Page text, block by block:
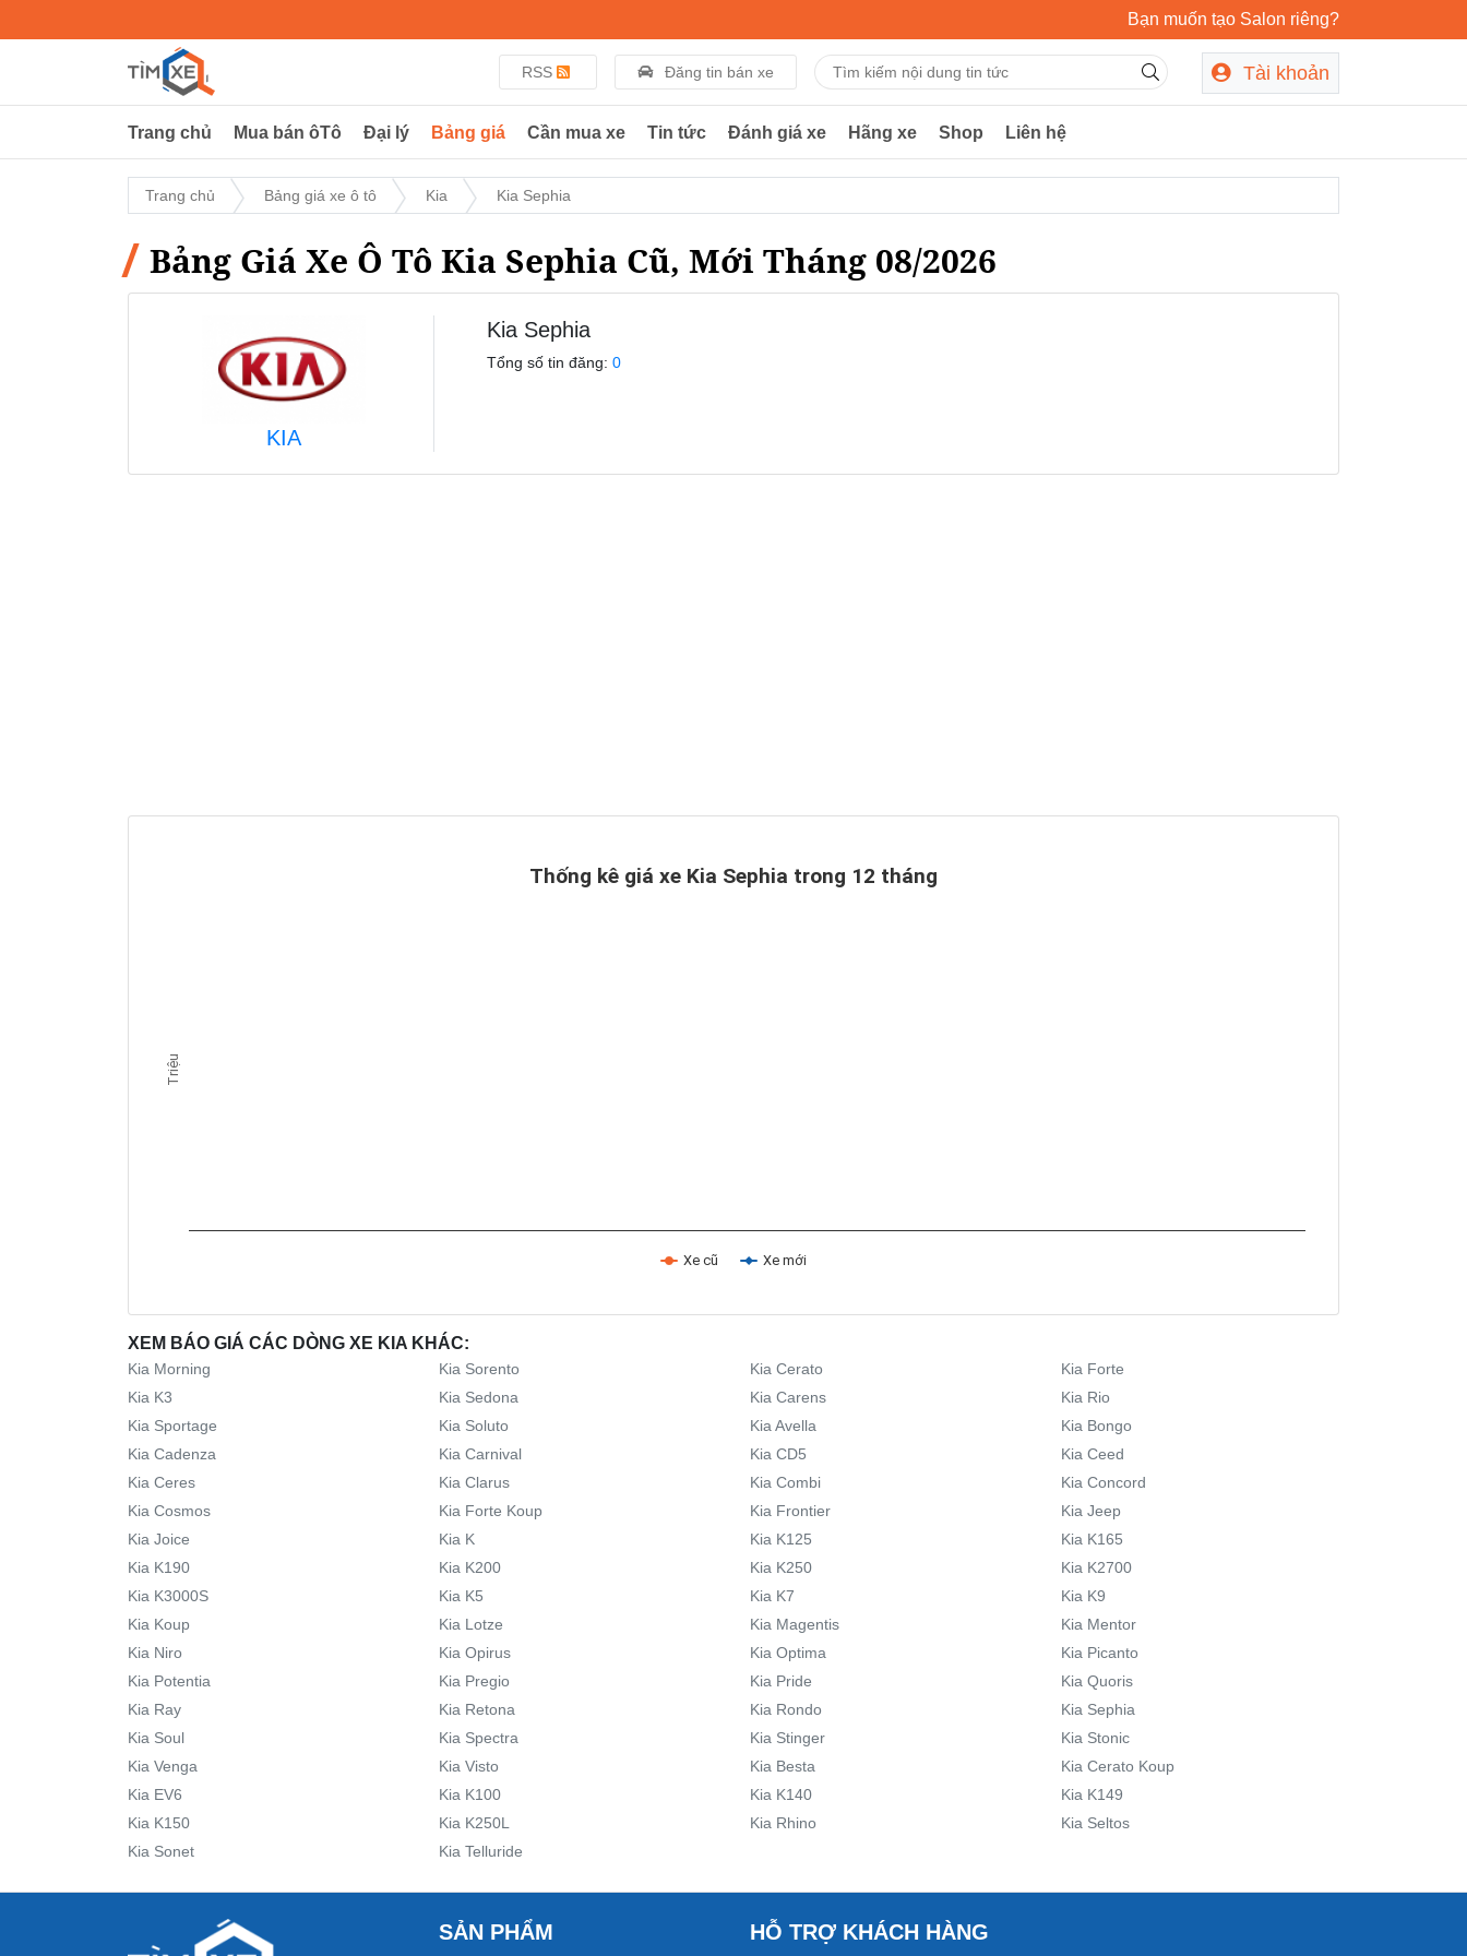
Bạn muốn tạo Salon riêng?
RSS Đăng tin bán xe Tài khoản
Trang chủ Mua bán ôTô Đại lý Bảng giá Cần mua xe Tin tức Đánh giá xe Hãng xe Shop Liên hệ
Trang chủ Bảng giá xe ô tô Kia Kia Sephia
Bảng Giá Xe Ô Tô Kia Sephia Cũ, Mới Tháng 08/2026
KIA
Kia Sephia
Tổng số tin đăng: 0
Triệu
Thống kê giá xe Kia Sephia trong 12 tháng
Xe cũ Xe mới
XEM BÁO GIÁ CÁC DÒNG XE KIA KHÁC:
Kia Morning Kia Sorento Kia Cerato
Kia Forte
Kia K3
Kia Sedona Kia Carens
Kia Rio
Kia Sportage
Kia Soluto Kia Avella
Kia Bongo
Kia Cadenza
Kia Carnival Kia CD5
Kia Ceed
Kia Ceres
Kia Clarus Kia Combi
Kia Concord
Kia Cosmos
Kia Forte Koup Kia Frontier
Kia Jeep
Kia Joice
Kia K Kia K125
Kia K165
Kia K190
Kia K200 Kia K250
Kia K2700
Kia K3000S
Kia K5 Kia K7
Kia K9
Kia Koup
Kia Lotze Kia Magentis
Kia Mentor
Kia Niro
Kia Opirus Kia Optima
Kia Picanto
Kia Potentia
Kia Pregio Kia Pride
Kia Quoris
Kia Ray
Kia Retona Kia Rondo
Kia Sephia
Kia Soul
Kia Spectra Kia Stinger
Kia Stonic
Kia Venga
Kia Visto Kia Besta
Kia Cerato Koup
Kia EV6
Kia K100 Kia K140
Kia K149
Kia K150
Kia K250L Kia Rhino
Kia Seltos
Kia Sonet
Kia Telluride
SẢN PHẨM HỖ TRỢ KHÁCH HÀNG